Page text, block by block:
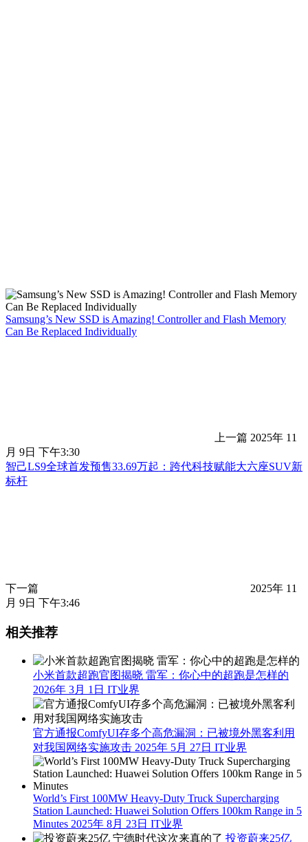
Samsung’s New SSD is Amazing! Controller and Flash Memory
Can Be Replaced Individually
上一篇 2025年 11
月 9日 下午3:30
智己LS9全球首发预售33.69万起：跨代科技赋能大六座SUV新
标杆
下一篇
2025年 11
月 9日 下午3:46
相关推荐
小米首款超跑官图揭晓 雷军：你心中的超跑是怎样的
2026年 3月 1日 IT业界
官方通报ComfyUI存多个高危漏洞：已被境外黑客利用
对我国网络实施攻击 2025年 5月 27日 IT业界
World’s First 100MW Heavy-Duty Truck Supercharging
Station Launched: Huawei Solution Offers 100km Range in 5
Minutes 2025年 8月 23日 IT业界
投资蔚来25亿